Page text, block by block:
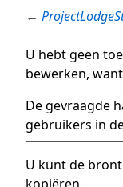
←
U hebt geen
bewerken,
De gevraagde
gebruikers in
U kunt de